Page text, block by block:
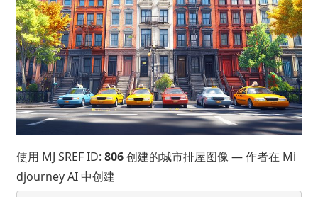
使用 MJ SREF ID: 806创建的城市排屋图像 — 作者在 Mi
djourney AI 中创建